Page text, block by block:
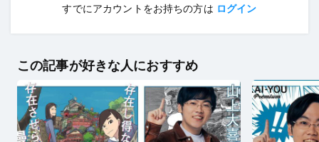
すでにアカウントをお持ちの方は ログイン
この記事が好きな人におすすめ